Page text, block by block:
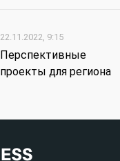
22.11.2022, 9:15
Перспективные
проекты для региона